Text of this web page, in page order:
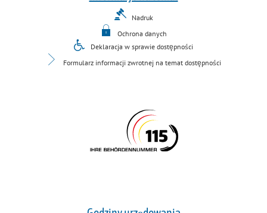
Nadruk
Ochrona danych
Deklaracja w sprawie dostępności
Formularz informacji zwrotnej na temat dostępności